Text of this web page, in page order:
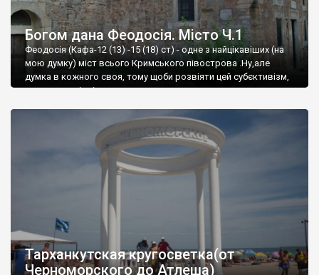
Богом дана Феодосія. Місто Ч.1
Феодосія (Кафа-12 (13) -15 (18) ст) - одне з найцікавіших (на
мою думку) міст всього Кримського півострова .Ну,але
думка в кожного своя, тому щоби розвіяти цей субєктивізм,
запрошую відвідати це
Тарханкутская кругосветка(от
Черноморского до Атлеша)